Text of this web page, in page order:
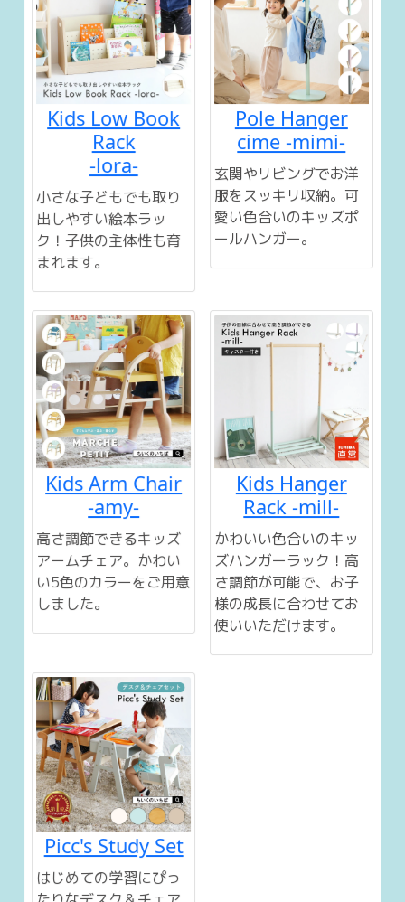
Kids Low Book
Rack
-lora-
小さな子どもでも取り
出しやすい絵本ラッ
ク！子供の主体性も育
Pole Hanger
cime -mimi-
玄関やリビングでお洋
服をスッキリ収納。可
愛い色合いのキッズポ
Kids Arm Chair
-amy-
高さ調節できるキッズ
アームチェア。かわい
い5色のカラーをご用意
しました。
Kids Hanger
Rack -mill-
かわいい色合いのキッ
ズハンガーラック！高
さ調節が可能で、お子
様の成長に合わせてお
使いいただけます。
Picc's Study Set
はじめての学習にぴっ